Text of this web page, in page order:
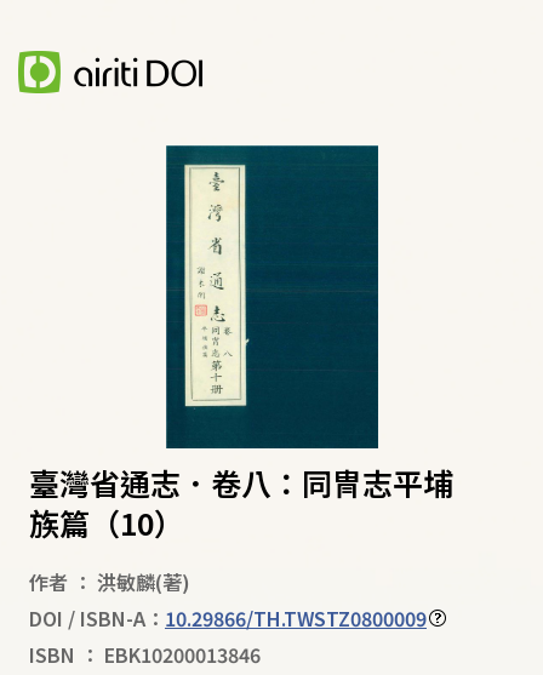
臺灣省通志．卷八：同冑志平埔
族篇（10）
作者 ： 洪敏麟(著)
DOI / ISBN-A： 10.29866/TH.TWSTZ0800009
ISBN ： EBK10200013846